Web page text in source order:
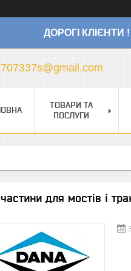
ДОРОГІ
ТОВАРИ ТА
ПОСЛУГИ
для мостів і